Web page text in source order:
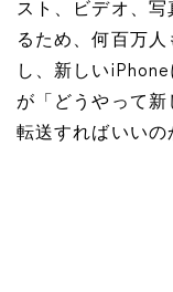
スト、ビデオ、写
るため、何百万
し、新しい
が「どうやって
転送すればいいの